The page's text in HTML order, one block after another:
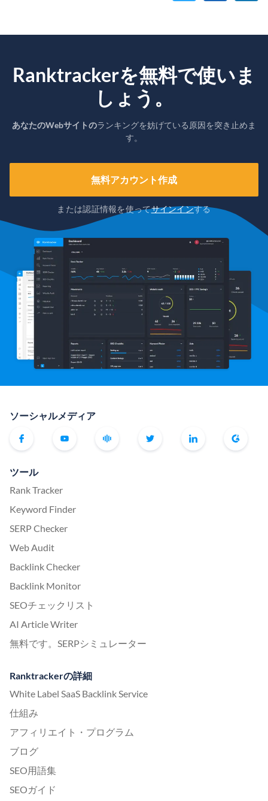
Ranktrackerを無料で使いま
しょう。
あなたのWebサイトのランキングを妨げている原因を突き止めま
す。
無料アカウント作成
または認証情報を使ってサインインする
ソーシャルメディア
ツール
Rank Tracker
Keyword Finder
SERP Checker
Web Audit
Backlink Checker
Backlink Monitor
SEOチェックリスト
AI Article Writer
無料です。SERPシミュレーター
Ranktrackerの詳細
White Label SaaS Backlink Service
仕組み
アフィリエイト・プログラム
ブログ
SEO用語集
SEOガイド